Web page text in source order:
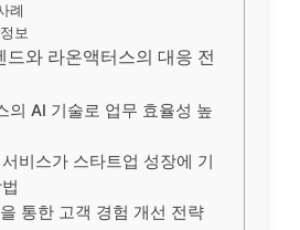
례
보
드와 라온액터스의 대응 전
의 AI 기술로 업무 효율성 높
비스가 스타트업 성장에 기
통한 고객 경험 개선 전략